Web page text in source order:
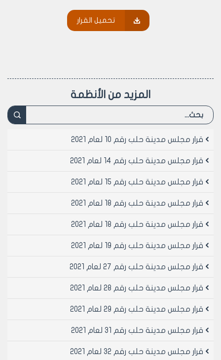
للبيع الثاني وما بعد بطلب وصل خدمات مصدراً من جابي
المنطقة حصراً للمحل ويقع تنظيم هذا الاجراء على عاتق
- عند اجراء البيوع (الفراغات) في دائرة السجل المؤقت
للمساكن للبيع الثاني وما بعد يطلب ابراز وصل تسديد رسم
رقم المقسم والمحضر والمنطقة العقارية
للمحلات التجارية للبيع الثاني وما بعد بطلب وصل تسديد
تنظيم ومسؤولية هذا الاجراء على عاتق مديرية الشؤون
مادة 2- ينشر هذا القرار في لوحة إعلانات مجلس مدينة
حلب ويبلغ من يلزم لتنفيذه
رئيس مجلس مدينة حلب
الدكتور المهندس محمد سعيد عقيل
تحميل القرار
المزيد من الأنظمة
قرار مجلس مدينة حلب رقم 10 لعام 2021
قرار مجلس مدينة حلب رقم 14 لعام 2021
قرار مجلس مدينة حلب رقم 15 لعام 2021
قرار مجلس مدينة حلب رقم 18 لعام 2021
قرار مجلس مدينة حلب رقم 18 لعام 2021
قرار مجلس مدينة حلب رقم 19 لعام 2021
قرار مجلس مدينة حلب رقم 27 لعام 2021
قرار مجلس مدينة حلب رقم 28 لعام 2021
قرار مجلس مدينة حلب رقم 29 لعام 2021
قرار مجلس مدينة حلب رقم 31 لعام 2021
قرار مجلس مدينة حلب رقم 32 لعام 2021